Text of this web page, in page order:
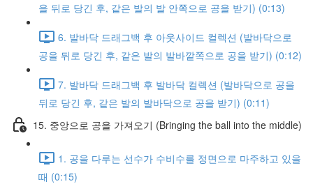
을 뒤로 당긴 후, 같은 발의 발 안쪽으로 공을 받기) (0:13)
6. 발바닥 드래그백 후 아웃사이드 컬렉션 (발바닥으로
공을 뒤로 당긴 후, 같은 발의 발바깥쪽으로 공을 받기) (0:12)
7. 발바닥 드래그백 후 발바닥 컬렉션 (발바닥으로 공을
뒤로 당긴 후, 같은 발의 발바닥으로 공을 받기) (0:11)
15. 중앙으로 공을 가져오기 (Bringing the ball into the middle)
1. 공을 다루는 선수가 수비수를 정면으로 마주하고 있을
때 (0:15)